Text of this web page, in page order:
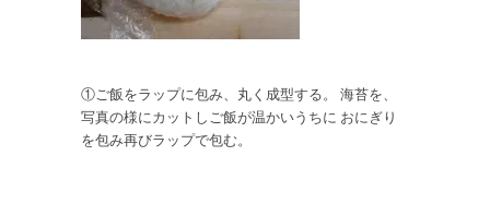
①ご飯をラップに包み、丸く成型する。 海苔を、
写真の様にカットしご飯が温かいうちに おにぎり
を包み再びラップで包む。